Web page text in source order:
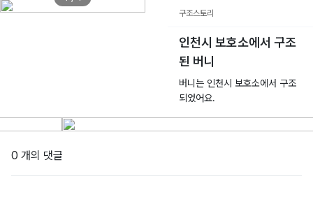
니다 길 위에 버려지고, 방치되어 학대받고 있는 모든 동물들을 사랑하며
구조,보호하며 새로운 평생가족과 새 삶을 동행합니다 언제나 하나 된 선을
그램 도로시지켜줄개 > 인스타 트리에 봉사신청서 있습니다
구조스토리
인천시 보호소에서 구조
된 버니
버니는 인천시 보호소에서 구조
되었어요.
0 개의 댓글